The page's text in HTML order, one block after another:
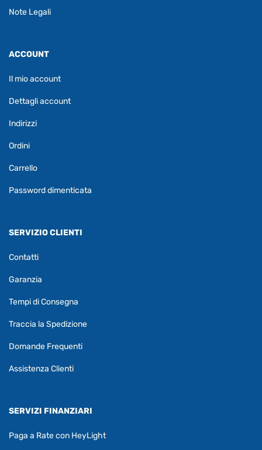
Note Legali
ACCOUNT
Il mio account
Dettagli account
Indirizzi
Ordini
Carrello
Password dimenticata
SERVIZIO CLIENTI
Contatti
Garanzia
Tempi di Consegna
Traccia la Spedizione
Domande Frequenti
Assistenza Clienti
SERVIZI FINANZIARI
Paga a Rate con HeyLight